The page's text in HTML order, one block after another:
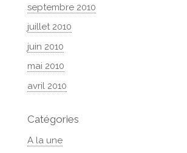
septembre 2010
juillet 2010
juin 2010
mai 2010
avril 2010
Catégories
A la une